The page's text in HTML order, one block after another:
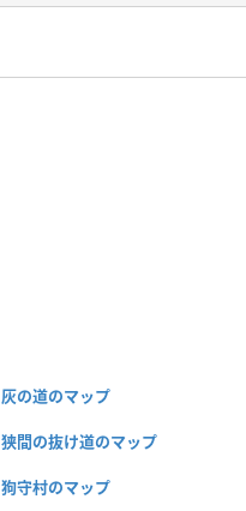
灰の道のマップ
狭間の抜け道のマップ
狗守村のマップ